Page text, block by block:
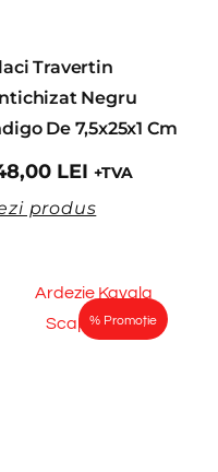
Travertin
Negru
De 7,5x25x1 Cm
LEI +TVA
produs
% Promoție